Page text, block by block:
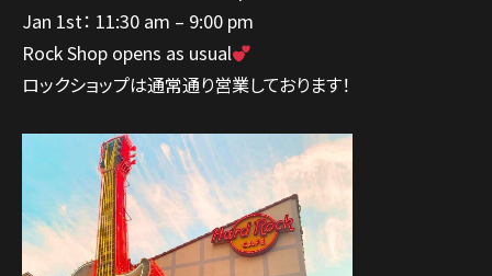
Jan 1st： 11:30 am – 9:00 pm
Rock Shop opens as usual
ロックショップは通常通り営業しております！